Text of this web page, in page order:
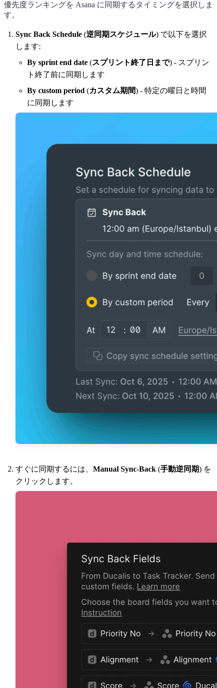
優先度ランキングを Asana に同期するタイミングを選択しま
す。
Sync Back Schedule (逆同期スケジュール) で以下を選択
します:
By sprint end date (スプリント終了日まで) - スプリン
ト終了前に同期します
By custom period (カスタム期間) - 特定の曜日と時間
に同期します
すぐに同期するには、 Manual Sync-Back (手動逆同期) を
クリックします。